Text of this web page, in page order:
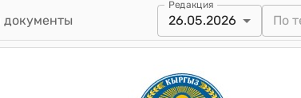
Редакция
26.05.2026